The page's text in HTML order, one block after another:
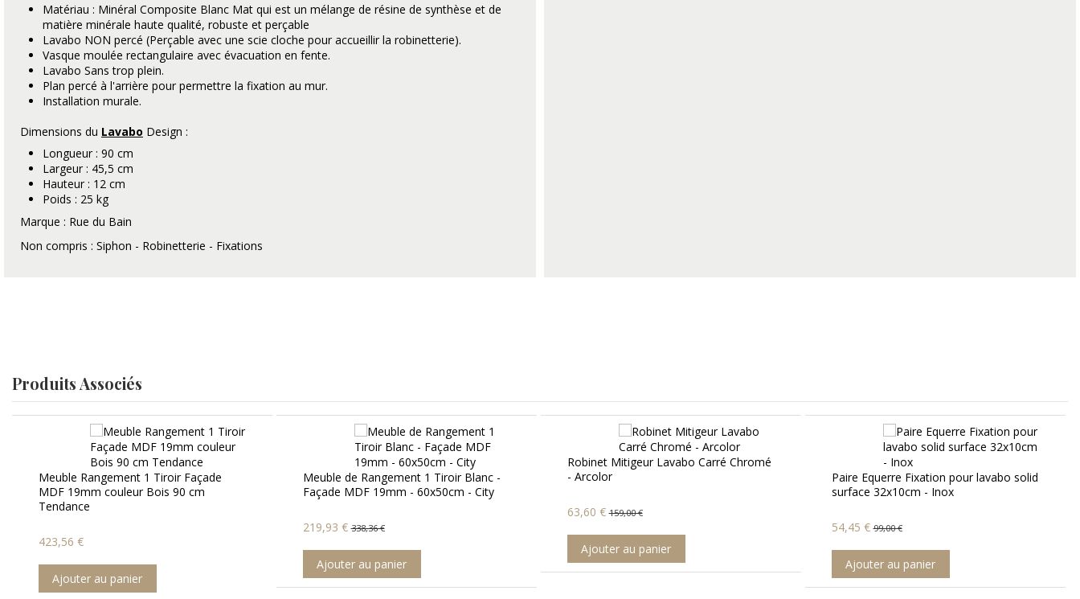
Matériau : Minéral Composite Blanc Mat qui est un mélange de résine de synthèse et de
matière minérale haute qualité, robuste et perçable
Lavabo NON percé (Perçable avec une scie cloche pour accueillir la robinetterie).
Vasque moulée rectangulaire avec évacuation en fente.
Lavabo Sans trop plein.
Plan percé à l'arrière pour permettre la fixation au mur.
Installation murale.
Dimensions du Lavabo Design :
Longueur : 90 cm
Largeur : 45,5 cm
Hauteur : 12 cm
Poids : 25 kg
Marque : Rue du Bain
Non compris : Siphon - Robinetterie - Fixations
Produits Associés
Meuble de Rangement 1 Tiroir Blanc -
Façade MDF 19mm - 60x50cm - City
Ajouter au panier
Robinet Mitigeur Lavabo Carré Chromé
- Arcolor
Ajouter au panier
Paire Equerre Fixation pour lavabo solid
Ajouter au panier
Siphon Lavabo Design Totem
Laiton chromé
Ajouter au panier